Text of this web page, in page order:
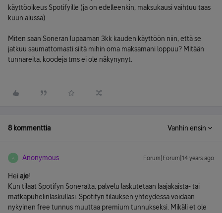
käyttöoikeus Spotifyille (ja on edelleenkin, maksukausi vaihtuu taas
kuun alussa).
Miten saan Soneran lupaaman 3kk kauden käyttöön niin, että se
jatkuu saumattomasti siitä mihin oma maksamani loppuu? Mitään
tunnareita, koodeja tms ei ole näkynynyt.
8 kommenttia Vanhin ensin
A Anonymous Forum|Forum|14 years ago
Heiaje!
Kun tilaat Spotifyn Soneralta, palvelu laskutetaan laajakaista- tai
matkapuhelinlaskullasi. Spotifyn tilauksen yhteydessä voidaan
nykyinen free tunnus muuttaa premium tunnukseksi. Mikäli et ole